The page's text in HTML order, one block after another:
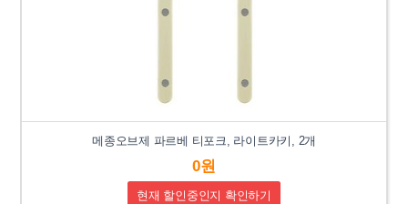
메종오브제 파르베 티포크, 라이트카키, 2개
0원
현재 할인중인지 확인하기